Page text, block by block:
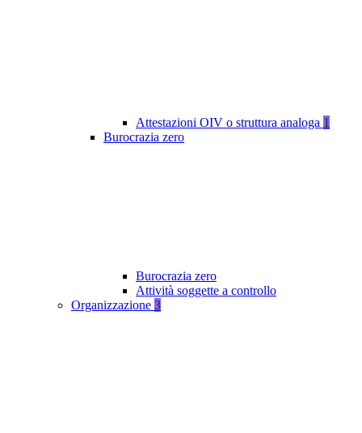
Attestazioni OIV o struttura analoga 1
Burocrazia zero
Burocrazia zero
Attività soggette a controllo
Organizzazione 3